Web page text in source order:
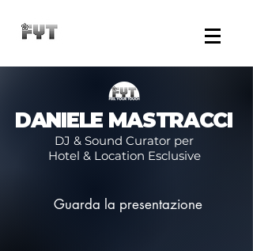
DANIELE MASTRACCI
DJ & Sound Curator per
Hotel & Location Esclusive
Guarda la presentazione